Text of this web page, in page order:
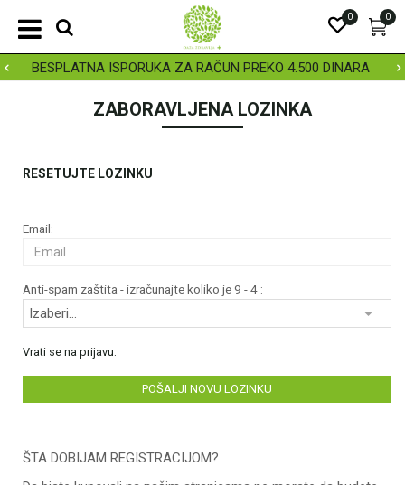
BESPLATNA ISPORUKA ZA RAČUN PREKO 4.500 DINARA
0
0
ZABORAVLJENA LOZINKA
RESETUJTE LOZINKU
Email:
Anti-spam zaštita - izračunajte koliko je 9 - 4 :
Vrati se na prijavu.
POŠALJI NOVU LOZINKU
ŠTA DOBIJAM REGISTRACIJOM?